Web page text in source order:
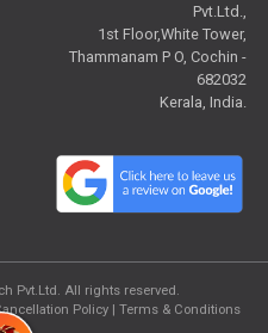
Pvt.Ltd.,
1st Floor,White Tower,
Thammanam P O, Cochin -
682032
Kerala, India.
Pvt.Ltd. All rights reserved.
Policy| Terms & Conditions